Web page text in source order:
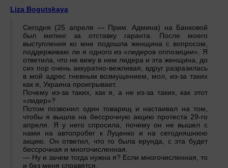
Liza Bogutskaya
Сегодня (25 апреля — Прим. Админа) на Банковой
был митинг за отставку гаранта. После моего
выступления ко мне подошла женщина с вопросом,
поддерживаю ли я одного из «лидеров оппозиции». Я
ответила, что не вижу в нем лидера и эта женщина, до
сих пор очень аккуратно-вежливая, вдруг разразилась
в мой адрес гневным возмущением, мол, из-за таких
как я, Украина проигрывает.
Почему из-за таких, как я, а не из-за таких, как этот
«лидер»?
Потом позвонил один товарищ и настаивал на том,
чтобы я вышла на бессрочную акцию протеста 29-го
апреля. Я у него спросила, почему он не вышел с
нами на автопробег к Луценко и на сегодняшнюю
акцию. Он ответил, что то была ерунда, с эта будет
бессрочная и многочисленная.
— Ну и зачем тогда нужна я? Если многочисленная, то
и без меня справятся.